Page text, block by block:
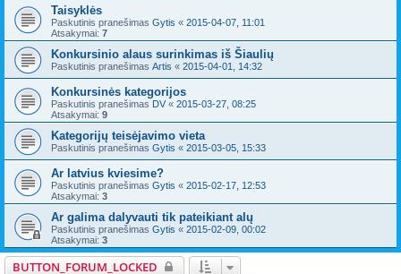
Taisyklės
Paskutinis pranešimas Gytis « 2015-04-07, 11:01
Atsakymai: 7
Konkursinio alaus surinkimas iš Šiaulių
Paskutinis pranešimas Artis « 2015-04-01, 14:32
Konkursinės kategorijos
Paskutinis pranešimas DV « 2015-03-27, 08:25
Atsakymai: 9
Kategorijų teisėjavimo vieta
Paskutinis pranešimas Gytis « 2015-03-05, 15:33
Ar latvius kviesime?
Paskutinis pranešimas Gytis « 2015-02-17, 12:53
Atsakymai: 3
Ar galima dalyvauti tik pateikiant alų
Paskutinis pranešimas Gytis « 2015-02-09, 00:02
Atsakymai: 3
BUTTON_FORUM_LOCKED